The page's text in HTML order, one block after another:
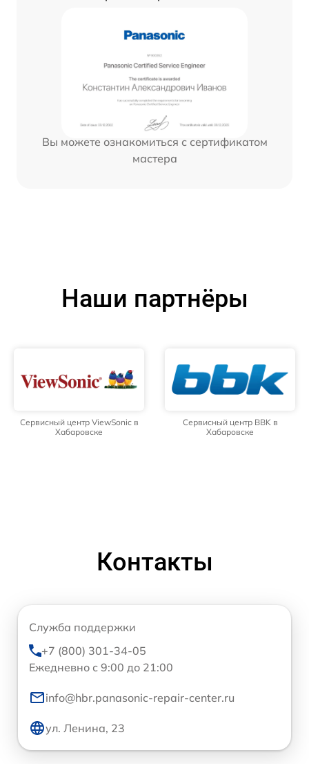
Вы можете ознакомиться с сертификатом
мастера
Наши партнёры
Сервисный центр ViewSonic в
Хабаровске
Сервисный центр BBK в
Хабаровске
Контакты
Служба поддержки
+7 (800) 301-34-05
Ежедневно с 9:00 до 21:00
info@hbr.panasonic-repair-center.ru
ул. Ленина, 23